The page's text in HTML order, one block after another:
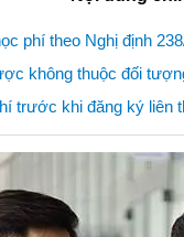
phí theo Nghị định
không thuộc đối
trước khi đăng ký liên